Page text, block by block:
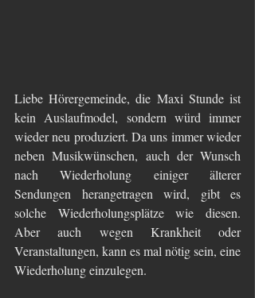
Liebe Hörergemeinde, die Maxi Stunde ist
kein Auslaufmodel, sondern würd immer
wieder neu produziert. Da uns immer wieder
neben Musikwünschen, auch der Wunsch
nach Wiederholung einiger älterer
Sendungen herangetragen wird, gibt es
solche Wiederholungsplätze wie diesen.
Aber auch wegen Krankheit oder
Veranstaltungen, kann es mal nötig sein, eine
Wiederholung einzulegen.